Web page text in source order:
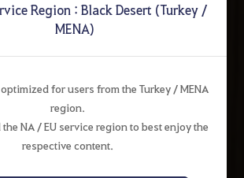
Region : Black Desert (Turkey /
MENA)
for users from the Turkey / MENA
region.
NA / EU service region to best enjoy the
respective content.